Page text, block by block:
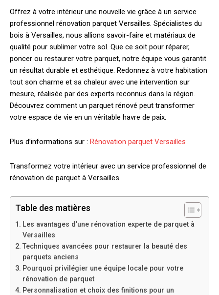
Offrez à votre intérieur une nouvelle vie grâce à un service
professionnel rénovation parquet Versailles. Spécialistes du
bois à Versailles, nous allions savoir-faire et matériaux de
qualité pour sublimer votre sol. Que ce soit pour réparer,
poncer ou restaurer votre parquet, notre équipe vous garantit
un résultat durable et esthétique. Redonnez à votre habitation
tout son charme et sa chaleur avec une intervention sur
mesure, réalisée par des experts reconnus dans la région.
Découvrez comment un parquet rénové peut transformer
votre espace de vie en un véritable havre de paix.
Plus d’informations sur : Rénovation parquet Versailles
Transformez votre intérieur avec un service professionnel de
rénovation de parquet à Versailles
Table des matières
Les avantages d’une rénovation experte de parquet à
Versailles
Techniques avancées pour restaurer la beauté des
parquets anciens
Pourquoi privilégier une équipe locale pour votre
rénovation de parquet
Personnalisation et choix des finitions pour un